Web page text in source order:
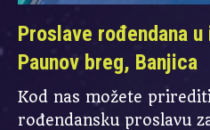
Proslave rođendana
Paunov breg, Banjica
Kod nas možete
rođendansku proslavu